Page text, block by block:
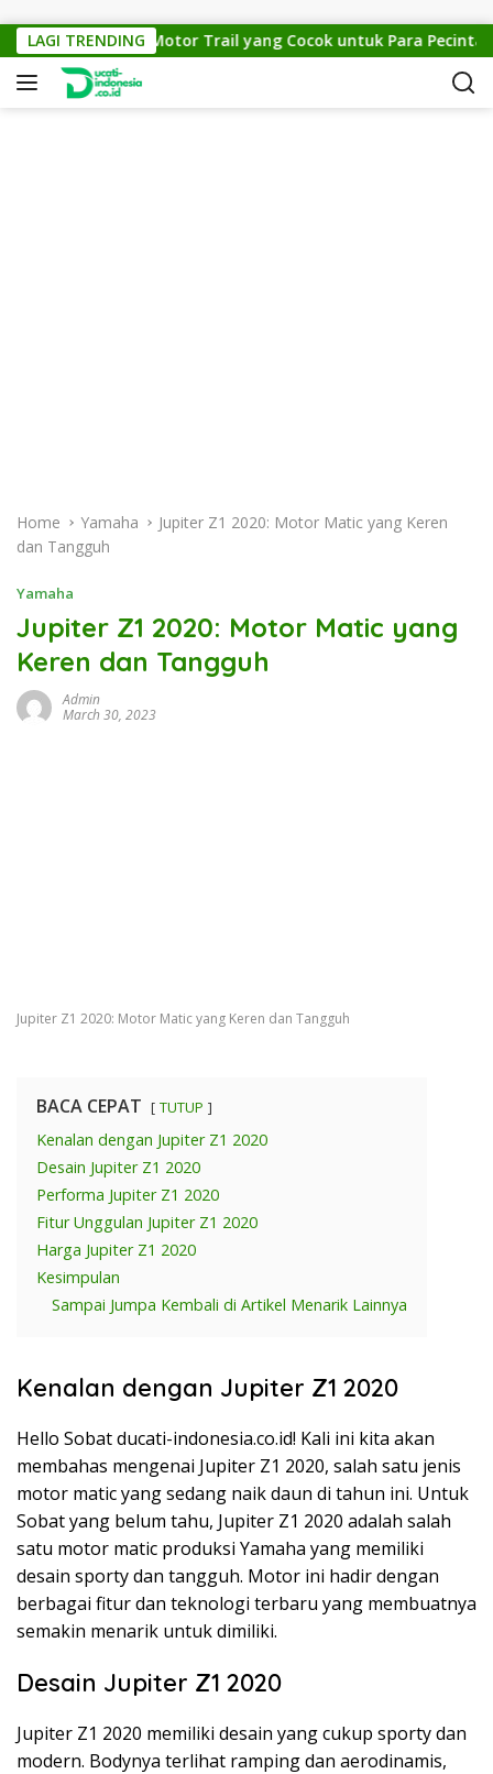
LAGI TRENDING
Cross 150: Motor Trail yang Cocok untuk Para Pecinta Off-
Home Yamaha
Jupiter Z1 2020: Motor Matic yang Keren
dan Tangguh
Yamaha
Jupiter Z1 2020: Motor Matic yang
Keren dan Tangguh
Admin
March 30, 2023
Jupiter Z1 2020: Motor Matic yang Keren dan Tangguh
BACA CEPAT TUTUP
Kenalan dengan Jupiter Z1 2020
Desain Jupiter Z1 2020
Performa Jupiter Z1 2020
Fitur Unggulan Jupiter Z1 2020
Harga Jupiter Z1 2020
Kesimpulan
Sampai Jumpa Kembali di Artikel Menarik Lainnya
Kenalan dengan Jupiter Z1 2020
Hello Sobat ducati-indonesia.co.id! Kali ini kita akan
membahas mengenai Jupiter Z1 2020, salah satu jenis
motor matic yang sedang naik daun di tahun ini. Untuk
Sobat yang belum tahu, Jupiter Z1 2020 adalah salah
satu motor matic produksi Yamaha yang memiliki
desain sporty dan tangguh. Motor ini hadir dengan
berbagai fitur dan teknologi terbaru yang membuatnya
semakin menarik untuk dimiliki.
Desain Jupiter Z1 2020
Jupiter Z1 2020 memiliki desain yang cukup sporty dan
modern. Bodynya terlihat ramping dan aerodinamis,